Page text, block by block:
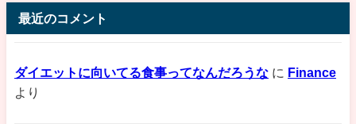
最近のコメント
ダイエットに向いてる食事ってなんだろうな に Finance
より